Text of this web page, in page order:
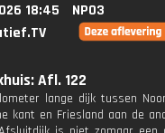
18:45
NPO3
Afl. 122
lange dijk tussen
kant en Friesland aan de